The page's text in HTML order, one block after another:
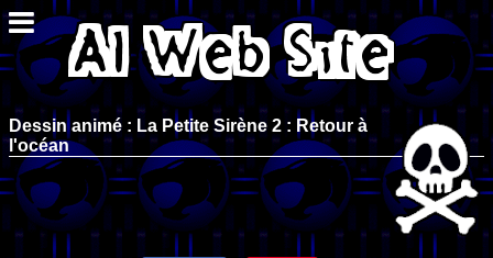
Dessin animé : La Petite Sirène 2 : Retour à
l'océan